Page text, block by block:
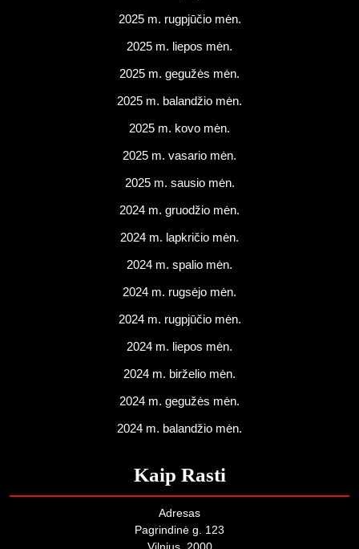
2025 m. rugpjūčio mėn.
2025 m. liepos mėn.
2025 m. gegužės mėn.
2025 m. balandžio mėn.
2025 m. kovo mėn.
2025 m. vasario mėn.
2025 m. sausio mėn.
2024 m. gruodžio mėn.
2024 m. lapkričio mėn.
2024 m. spalio mėn.
2024 m. rugsėjo mėn.
2024 m. rugpjūčio mėn.
2024 m. liepos mėn.
2024 m. birželio mėn.
2024 m. gegužės mėn.
2024 m. balandžio mėn.
Kaip Rasti
Adresas
Pagrindinė g. 123